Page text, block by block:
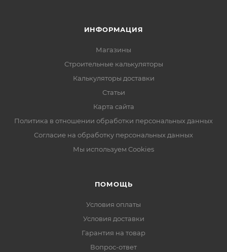
ИНФОРМАЦИЯ
Магазины
Строительные калькуляторы
Калькуляторы доставки
Статьи
Карта сайта
Политика в отношении обработки персональных данных
Согласие на обработку персональных данных
Мы используем Cookies
ПОМОЩЬ
Условия оплаты
Условия доставки
Гарантия на товар
Вопрос-ответ